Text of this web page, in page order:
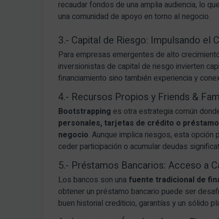
recaudar fondos de una amplia audiencia, lo
una comunidad de apoyo en torno al negocio.
3.- Capital de Riesgo: Impulsando el
Para empresas emergentes de alto
inversionistas de capital de riesgo invierten
financiamiento sino también experiencia y
4.- Recursos Propios y Friends &
Bootstrapping es otra estrategia común
personales, tarjetas de crédito o
negocio. Aunque implica riesgos, esta opción
ceder participación o acumular deudas
5.- Préstamos Bancarios: Acceso a
Los bancos son una fuente tradicional de
obtener un préstamo bancario puede ser
buen historial crediticio, garantías y un sólido